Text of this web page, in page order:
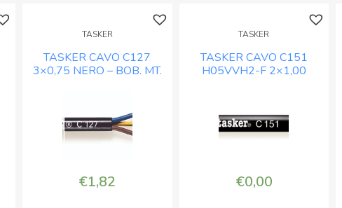
TASKER
TASKER CAVO C127
3×0,75 NERO – BOB. MT.
€1,82
TASKER
TASKER CAVO C151
H05VVH2-F 2×1,00
€0,00